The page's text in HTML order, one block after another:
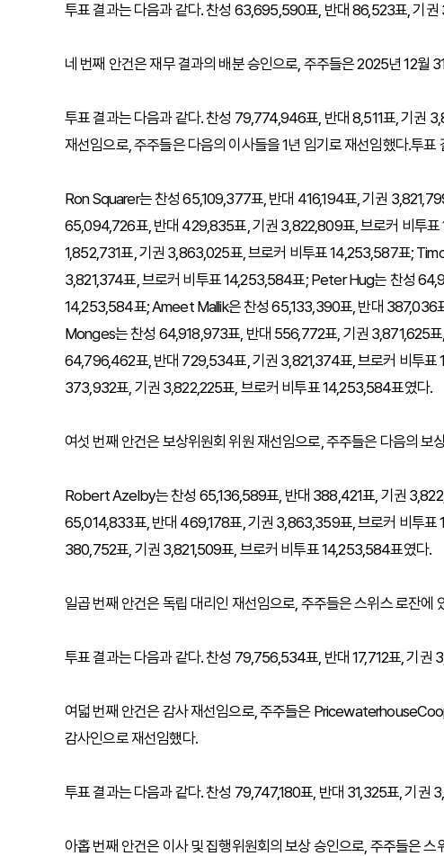
투표 결과는 다음과 같다. 찬성 63,695,590표, 반대 86,523표, 기
네 번째 안건은 재무 결과의 배분 승인으로, 주주들은 2025년 12월
투표 결과는 다음과 같다. 찬성 79,774,946표, 반대 8,511표, 기권
재선임으로, 주주들은 다음의 이사들을 1년 임기로 재선임했다.투표
Ron Squarer는 찬성 65,109,377표, 반대 416,194표, 기권
65,094,726표, 반대 429,835표, 기권 3,822,809표, 브로커 비투
1,852,731표, 기권 3,863,025표, 브로커 비투표 14,253,587표;
3,821,374표, 브로커 비투표 14,253,584표; Peter Hug는 찬성
14,253,584표; Ameet Mallik은 찬성 65,133,390표, 반대
Monges는 찬성 64,918,973표, 반대 556,772표, 기권 3,871,625
64,796,462표, 반대 729,534표, 기권 3,821,374표, 브로커 비투표
373,932표, 기권 3,822,225표, 브로커 비투표 14,253,584표였다.
여섯 번째 안건은 보상위원회 위원 재선임으로, 주주들은 다음의
Robert Azelby는 찬성 65,136,589표, 반대 388,421표, 기권
65,014,833표, 반대 469,178표, 기권 3,863,359표, 브로커 비투
380,752표, 기권 3,821,509표, 브로커 비투표 14,253,584표였다.
일곱 번째 안건은 독립 대리인 재선임으로, 주주들은 스위스 로잔
투표 결과는 다음과 같다. 찬성 79,756,534표, 반대 17,712표, 기권
여덟 번째 안건은 감사 재선임으로, 주주들은
감사인으로 재선임했다.
투표 결과는 다음과 같다. 찬성 79,747,180표, 반대 31,325표, 기권
아홉 번째 안건은 이사 및 집행위원회의 보상 승인으로, 주주들은